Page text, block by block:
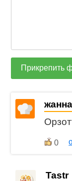
Прикрепить
0
Tastr